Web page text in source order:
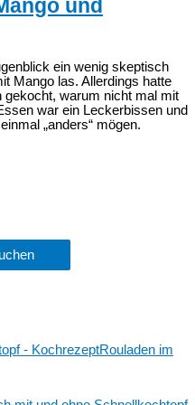
und
ein wenig skeptisch
Mango las. Allerdings hatte
gekocht, warum nicht mal mit
war ein Leckerbissen und
„anders“ mögen.
Rouladen im